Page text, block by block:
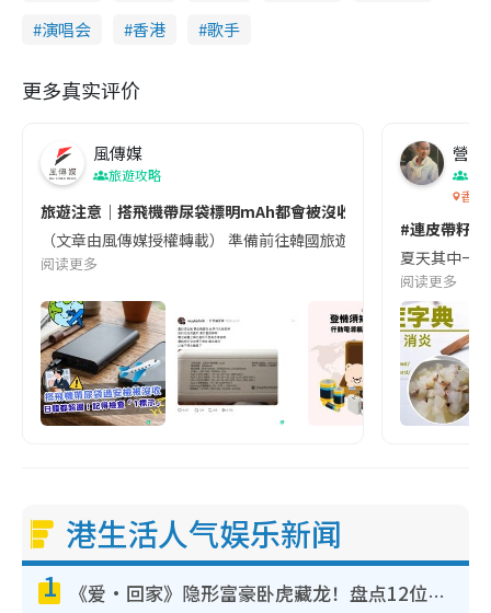
演唱会
香港 歌手
更多真实评价
風傳媒
旅遊攻略
旅遊注意｜搭飛機帶尿袋標明mAh都會被沒收😱出發前切記檢查
（文章由風傳媒授權轉載） 準備前往韓國旅遊的民眾，近期要
阅读更多
營養
香港
#連皮帶籽
夏天其中一
阅读更多
港生活人气娱乐新闻
1 《爱·回家》隐形富豪卧虎藏龙！盘点12位财气逼人的有钱艺人：这位美女3亿身家不愁做